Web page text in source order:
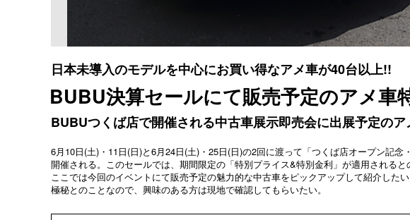
日本未導入のモデルを中心にお買い得なアメ車が40台以上!!
BUBU決算セールにて販売予定のアメ車
BUBUつくば店で開催される中古車展示即売会に出展予定のア
6月10日(土)・11日(日)と6月24日(土)・25日(日)の2回に渡って「つくば店オープン記
開催される。このセールでは、期間限定の「特別プライス&特別金利」が適用される
ここでは今回のイベントにて販売予定の魅力的な中古車をピックアップして紹介した
極秘とのことなので、興味のある方は現地で確認してもらいたい。